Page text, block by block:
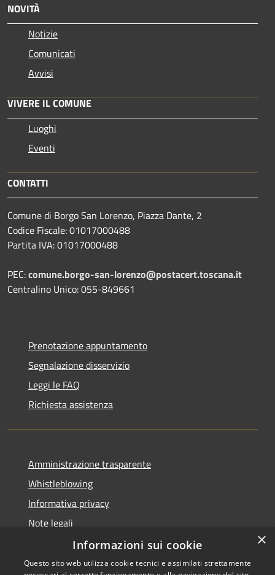
NOVITÀ
Notizie
Comunicati
Avvisi
VIVERE IL COMUNE
Luoghi
Eventi
CONTATTI
Comune di Borgo San Lorenzo, Piazza Dante, 2
Codice Fiscale: 01017000488
Partita IVA: 01017000488
PEC:comune.borgo-san-lorenzo@postacert.toscana.it
Centralino Unico: 055-849661
Prenotazione appuntamento
Segnalazione disservizio
Leggi le FAQ
Richiesta assistenza
Amministrazione trasparente
Whistleblowing
Informativa privacy
Note legali
Dichiarazione di accessibilità
×
Informazioni sui cookie
Questo sito web utilizza cookie tecnici e assimilati strettamente